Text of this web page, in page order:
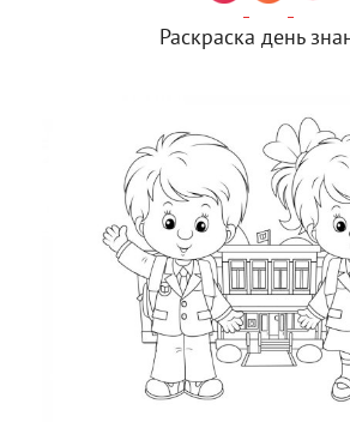
Раскраска день